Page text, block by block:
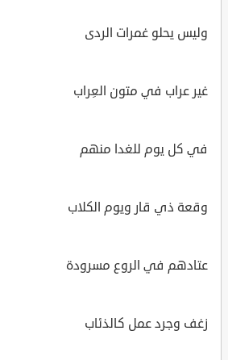
وليس يحلو غمرات الردى
غير عراب في متون العِراب
في كل يوم للغدا منهم
وقعة ذي قار ويوم الكلاب
عتادهم في الروع مسرودة
زغف وجرد عمل كالذئاب